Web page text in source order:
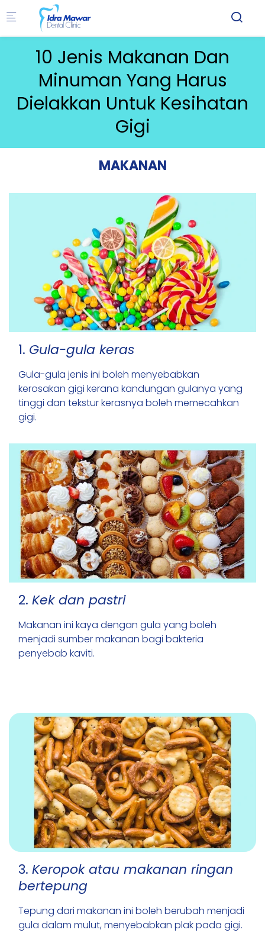
Skip to main content
10 Jenis Makanan Dan
Minuman Yang Harus
Dielakkan Untuk Kesihatan
Gigi
MAKANAN
1. Gula-gula keras
Gula-gula jenis ini boleh menyebabkan
kerosakan gigi kerana kandungan gulanya yang
tinggi dan tekstur kerasnya boleh memecahkan
gigi.
2. Kek dan pastri
Makanan ini kaya dengan gula yang boleh
menjadi sumber makanan bagi bakteria
penyebab kaviti.
3. Keropok atau makanan ringan
bertepung
Tepung dari makanan ini boleh berubah menjadi
gula dalam mulut, menyebabkan plak pada gigi.